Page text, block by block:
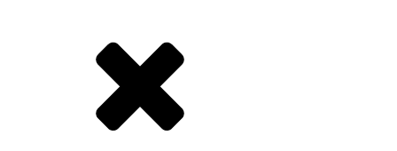
Borsa e Bag-in-Box